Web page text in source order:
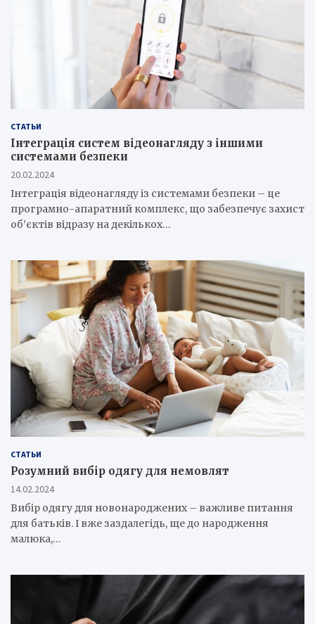
СТАТЬИ
Інтеграція систем відеонагляду з іншими
системами безпеки
20.02.2024
Інтеграція відеонагляду із системами безпеки – це
програмно-апаратний комплекс, що забезпечує захист
об’єктів відразу на декількох…
СТАТЬИ
Розумний вибір одягу для немовлят
14.02.2024
Вибір одягу для новонароджених – важливе питання
для батьків. І вже заздалегідь, ще до народження
малюка,…